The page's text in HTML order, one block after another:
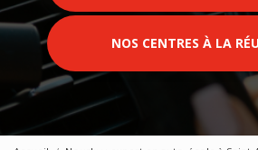
NOS CENTRES À LA